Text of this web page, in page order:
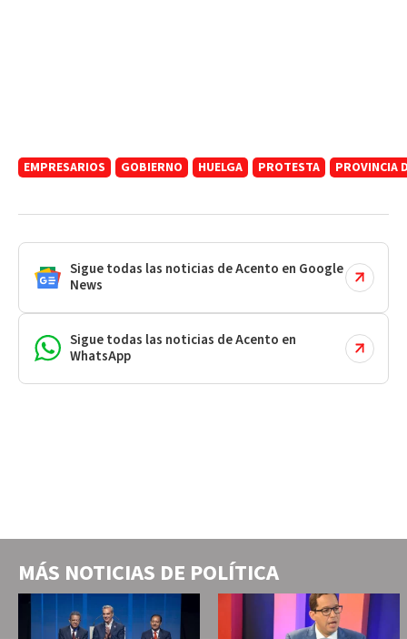
EMPRESARIOS GOBIERNO HUELGA PROTESTA PROVINCIA
Sigue todas las noticias de Acento en Google
News
Sigue todas las noticias de Acento en
WhatsApp
MÁS NOTICIAS DE POLÍTICA